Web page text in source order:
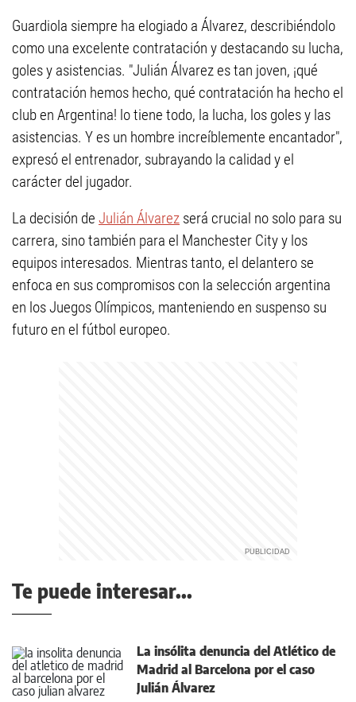
Guardiola siempre ha elogiado a Álvarez, describiéndolo
como una excelente contratación y destacando su lucha,
goles y asistencias. "Julián Álvarez es tan joven, ¡qué
contratación hemos hecho, qué contratación ha hecho el
club en Argentina! lo tiene todo, la lucha, los goles y las
asistencias. Y es un hombre increíblemente encantador",
expresó el entrenador, subrayando la calidad y el
carácter del jugador.
La decisión de Julián Álvarez será crucial no solo para su
carrera, sino también para el Manchester City y los
equipos interesados. Mientras tanto, el delantero se
enfoca en sus compromisos con la selección argentina
en los Juegos Olímpicos, manteniendo en suspenso su
futuro en el fútbol europeo.
Te puede interesar...
La insólita denuncia del Atlético de
Madrid al Barcelona por el caso
Julián Álvarez